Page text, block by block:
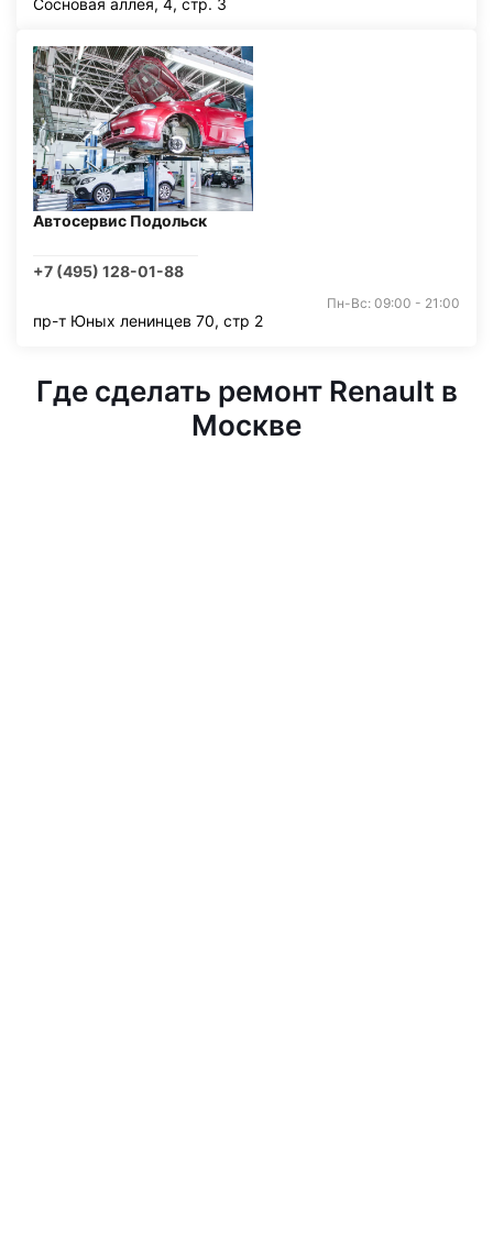
Сосновая аллея, 4, стр. 3
Автосервис Подольск
+7 (495) 128-01-88
Пн-Вс: 09:00 - 21:00
пр-т Юных ленинцев 70, стр 2
Где сделать ремонт Renault в
Москве